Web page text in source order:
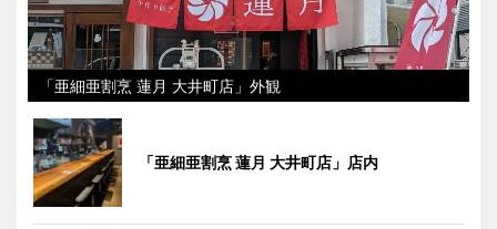
「亜細亜割烹 蓮月 大井町店」外観
「亜細亜割烹 蓮月 大井町店」店内